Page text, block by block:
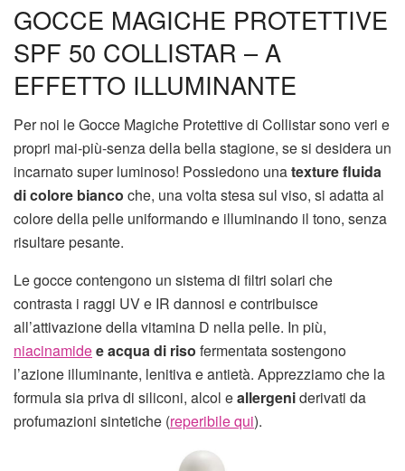
GOCCE MAGICHE PROTETTIVE
SPF 50 COLLISTAR – A
EFFETTO ILLUMINANTE
Per noi le Gocce Magiche Protettive di Collistar sono veri e
propri mai-più-senza della bella stagione, se si desidera un
incarnato super luminoso! Possiedono unatexture fluida
di colore bianco che, una volta stesa sul viso, si adatta al
colore della pelle uniformando e illuminando il tono, senza
risultare pesante.
Le gocce contengono un sistema di filtri solari che
contrasta i raggi UV e IR dannosi e contribuisce
all’attivazione della vitamina D nella pelle. In più,
niacinamidee acqua di riso fermentata sostengono
l’azione illuminante, lenitiva e antietà. Apprezziamo che la
formula sia priva di siliconi, alcol eallergeniderivati da
profumazioni sintetiche (reperibile qui).